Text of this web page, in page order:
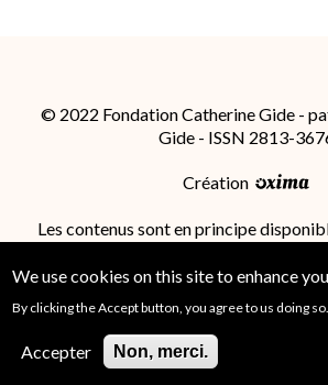
© 2022 Fondation Catherine Gide -
Gide - ISSN 2813-
Création
Les contenus sont en principe
International (CC BY-SA 4.0);
supplémentaires peuvent
We use cookies on this site to enhance
By clicking the Accept button, you agree to us doing so.
Accepter Non, merci.